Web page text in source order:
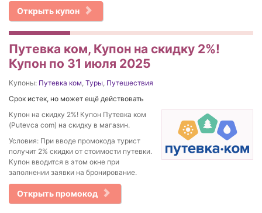
Открыть купон
Путевка ком, Купон на скидку 2%!
Купон по 31 июля 2025
Купоны: Путевка ком, Туры, Путешествия
Срок истек, но может ещё действовать
Купон на скидку 2%! Купон Путевка ком
(Putevca com) на скидку в магазин.
Условия: При вводе промокода турист
получит 2% скидки от стоимости путевки.
Купон вводится в этом окне при
заполнении заявки на бронирование.
Открыть промокод